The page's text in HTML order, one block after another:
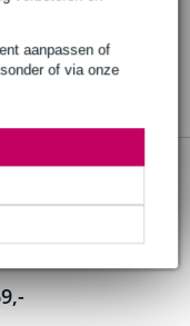
aanpassen of
of via onze
ribbon studio